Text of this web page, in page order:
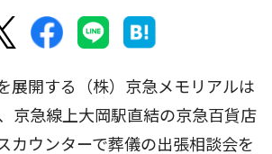
展開する（株）京急メモリアルは
京急線上大岡駅直結の京急百貨店
カウンターで葬儀の出張相談会を